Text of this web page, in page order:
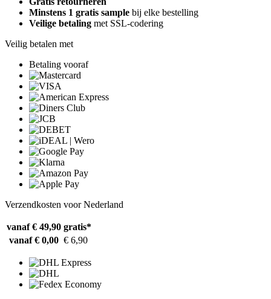
Minstens 1 gratis sample bij elke bestelling
Veilige betaling met SSL-codering
Veilig betalen met
Betaling vooraf
Verzendkosten voor Nederland
vanaf € 49,90 gratis*
vanaf € 0,00 € 6,90